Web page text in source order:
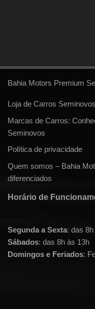
Bahia Motors Premium
Loja de Carros
Marcas de Carros:
Seminovos
Política de privacidade
Quem somos – Bahia
diferenciados
Horário de
Segunda a Sexta: das
Sábados: das 8h às 13h
Domingos e Feriados: